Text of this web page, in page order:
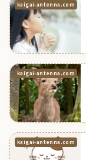
kaigai-antenna.com
kaigai-antenna.com
kaigai-antenna.com